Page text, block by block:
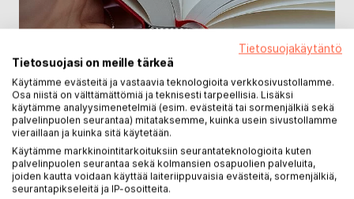
Kapiteelinauha
Tietosuojakäytäntö
Tietosuojasi on meille tärkeä
Käytämme evästeitä ja vastaavia teknologioita verkkosivustollamme.
Osa niistä on välttämättömiä ja teknisesti tarpeellisia. Lisäksi
käytämme analyysimenetelmiä (esim. evästeitä tai sormenjälkiä sekä
palvelinpuolen seurantaa) mitataksemme, kuinka usein sivustollamme
vieraillaan ja kuinka sitä käytetään.
Käytämme markkinointitarkoituksiin seurantateknologioita kuten
palvelinpuolen seurantaa sekä kolmansien osapuolien palveluita,
joiden kautta voidaan käyttää laiteriippuvaisia evästeitä, sormenjälkiä,
seurantapikseleitä ja IP-osoitteita.